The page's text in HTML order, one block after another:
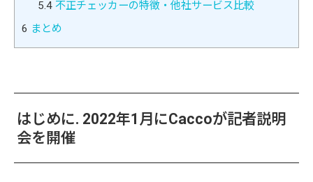
5.4不正チェッカーの特徴・他社サービス比較
6 まとめ
はじめに. 2022年1月にCaccoが記者説明
会を開催